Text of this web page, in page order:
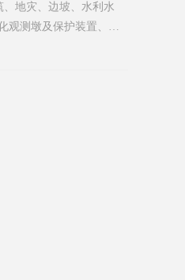
地灾、边坡、水利水
测墩及保护装置、相